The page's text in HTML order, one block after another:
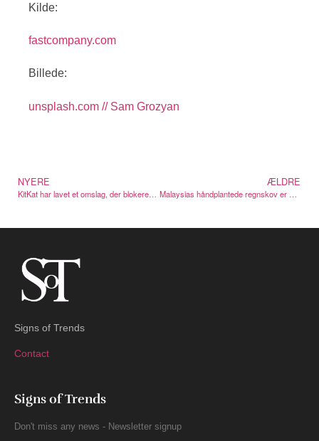
Kilde:
fastcompany.com
Billede:
unsplash.com // Sam Grozyan
NYERE
KitKat har lavet et omslag, der blokerer din telefons signal
ÆLDRE
Malaysias håndplantede regnskov er nu UNESCO-verdensarv
Signs of Trends
Contact
Signs of Trends
Don't miss any news - Newsletter signup